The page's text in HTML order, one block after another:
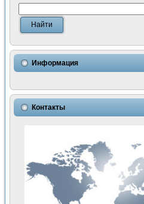
Измерение шумовых
Измерительный
Использование NI
Исследовние
Математическое
Применение
Симуляция отклика
Автоматизация
Разработка
Применение среды
Портативная система
Использование
Устройство для
Передовые научные
Информация
Контакты